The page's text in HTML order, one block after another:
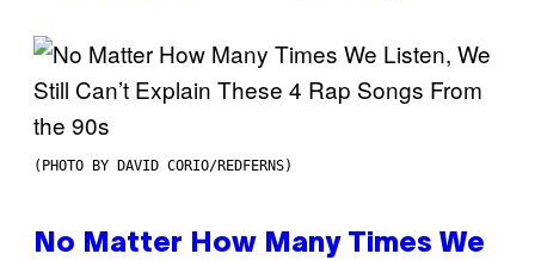
(PHOTO BY DAVID CORIO/REDFERNS)
No Matter How Many Times We